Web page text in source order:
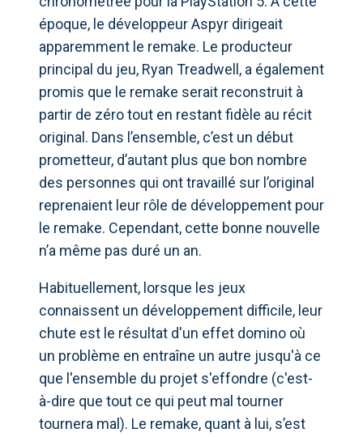
époque, le développeur Aspyr dirigeait
apparemment le remake. Le producteur
principal du jeu, Ryan Treadwell, a également
promis que le remake serait reconstruit à
partir de zéro tout en restant fidèle au récit
original. Dans l’ensemble, c’est un début
prometteur, d’autant plus que bon nombre
des personnes qui ont travaillé sur l’original
reprenaient leur rôle de développement pour
le remake. Cependant, cette bonne nouvelle
n’a même pas duré un an.
Habituellement, lorsque les jeux
connaissent un développement difficile, leur
chute est le résultat d'un effet domino où
un problème en entraîne un autre jusqu'à ce
que l'ensemble du projet s'effondre (c'est-
à-dire que tout ce qui peut mal tourner
tournera mal). Le remake, quant à lui, s’est